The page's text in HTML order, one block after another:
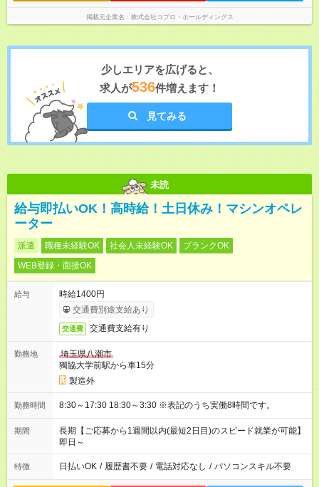
掲載元企業名 株式会社コプロ・ホールディングス
少しエリアを広げると、
求人が536件増えます！
見てみる
未読
給与即払いOK！高時給！土日休み！マシンオペレ
ーター
派遣 職種未経験OK 社会人未経験OK
ブランクOK
WEB登録・面接OK
給与
時給1400円
交通費別途支給あり
交通費 交通費支給有り
勤務地
埼玉県八潮市
獨協大学前駅から車15分
製造外
勤務時間 8:30～17:30 18:30～3:30 ※表記のうち実働8時間です。
期間
長期【ご応募から1週間以内(最短2日目)のスピード就業が可能】
即日～
特徴 日払いOK / 履歴書不要 / 電話対応なし / パソコンスキル不要